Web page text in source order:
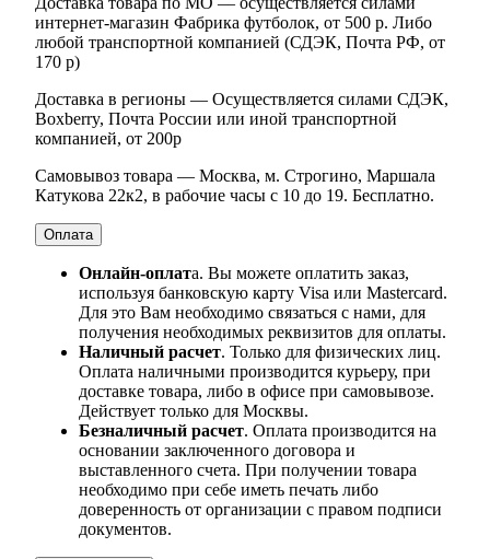
интернет-магазин Фабрика футболок, от 500 р. Либо
любой транспортной компанией (СДЭК, Почта РФ, от
170 р)
Доставка в регионы — Осуществляется силами СДЭК,
Boxberry, Почта России или иной транспортной
компанией, от 200р
Самовывоз товара — Москва, м. Строгино, Маршала
Катукова 22к2, в рабочие часы с 10 до 19. Бесплатно.
Оплата
Онлайн-оплата. Вы можете оплатить заказ,
используя банковскую карту Visa или Mastercard.
Для это Вам необходимо связаться с нами, для
получения необходимых реквизитов для оплаты.
Наличный расчет. Только для физических лиц.
Оплата наличными производится курьеру, при
доставке товара, либо в офисе при самовывозе.
Действует только для Москвы.
Безналичный расчет. Оплата производится на
основании заключенного договора и
выставленного счета. При получении товара
необходимо при себе иметь печать либо
доверенность от организации с правом подписи
документов.